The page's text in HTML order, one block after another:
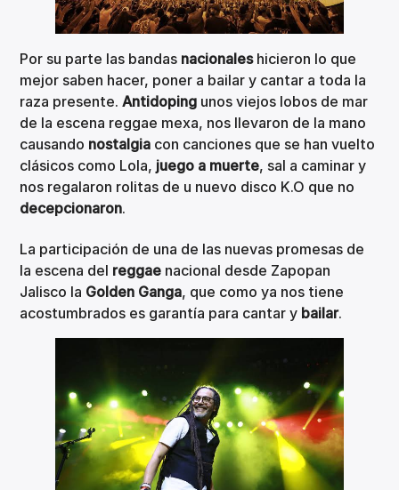
Por su parte las bandas nacionaleshicieron lo que
mejor saben hacer, poner a bailar y cantar a toda la
raza presente.Antidoping unos viejos lobos de mar
de la escena reggae mexa, nos llevaron de la mano
causando nostalgia con canciones que se han vuelto
clásicos como Lola, juego a muerte, sal a caminar y
nos regalaron rolitas de u nuevo disco K.O que no
decepcionaron.
La participación de una de las nuevas promesas de
la escena del reggae nacional desde Zapopan
Jalisco la Golden Ganga, que como ya nos tiene
acostumbrados es garantía para cantar y bailar.